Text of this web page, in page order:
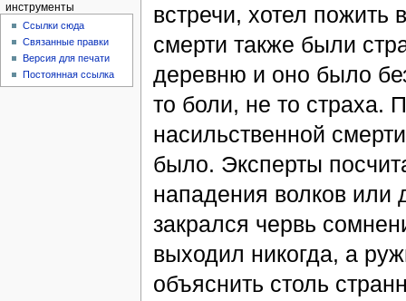
встречи, хотел пожить
смерти также были
деревню и оно было
то боли, не то страха.
насильственной
было. Эксперты
нападения волков или
закрался червь
выходил никогда, а
объяснить столь
инструменты
Ссылки сюда
Связанные правки
Версия для печати
Постоянная ссылка